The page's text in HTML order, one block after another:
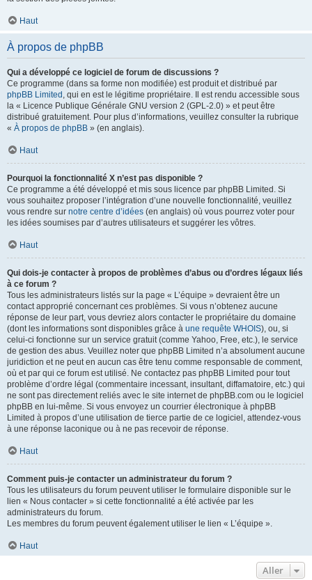
Haut
À propos de phpBB
Qui a développé ce logiciel de forum de discussions ?
Ce programme (dans sa forme non modifiée) est produit et distribué par
phpBB Limited , qui en est le légitime propriétaire. Il est rendu accessible sous
la « Licence Publique Générale GNU version 2 (GPL-2.0) » et peut être
distribué gratuitement. Pour plus d’informations, veuillez consulter la rubrique
« À propos de phpBB » (en anglais).
Haut
Pourquoi la fonctionnalité X n’est pas disponible ?
Ce programme a été développé et mis sous licence par phpBB Limited. Si
vous souhaitez proposer l’intégration d’une nouvelle fonctionnalité, veuillez
vous rendre sur notre centre d’idées (en anglais) où vous pourrez voter pour
les idées soumises par d’autres utilisateurs et suggérer les vôtres.
Haut
Qui dois-je contacter à propos de problèmes d’abus ou d’ordres légaux liés
à ce forum ?
Tous les administrateurs listés sur la page « L’équipe » devraient être un
contact approprié concernant ces problèmes. Si vous n’obtenez aucune
réponse de leur part, vous devriez alors contacter le propriétaire du domaine
(dont les informations sont disponibles grâce à une requête WHOIS), ou, si
celui-ci fonctionne sur un service gratuit (comme Yahoo, Free, etc.), le service
de gestion des abus. Veuillez noter que phpBB Limited n’a absolument aucune
juridiction et ne peut en aucun cas être tenu comme responsable de comment,
où et par qui ce forum est utilisé. Ne contactez pas phpBB Limited pour tout
problème d’ordre légal (commentaire incessant, insultant, diffamatoire, etc.) qui
ne sont pas directement reliés avec le site internet de phpBB.com ou le logiciel
phpBB en lui-même. Si vous envoyez un courrier électronique à phpBB
Limited à propos d’une utilisation de tierce partie de ce logiciel, attendez-vous
à une réponse laconique ou à ne pas recevoir de réponse.
Haut
Comment puis-je contacter un administrateur du forum ?
Tous les utilisateurs du forum peuvent utiliser le formulaire disponible sur le
lien « Nous contacter » si cette fonctionnalité a été activée par les
administrateurs du forum.
Les membres du forum peuvent également utiliser le lien « L’équipe ».
Haut
Aller